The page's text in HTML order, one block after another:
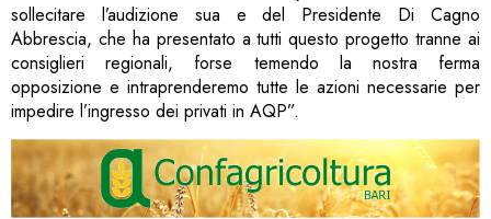
sollecitare l’audizione sua e del Presidente Di Cagno
Abbrescia, che ha presentato a tutti questo progetto tranne ai
consiglieri regionali, forse temendo la nostra ferma
opposizione e intraprenderemo tutte le azioni necessarie per
impedire l’ingresso dei privati in AQP”.